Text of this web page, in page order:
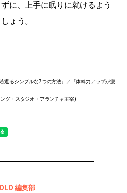
に、上手に眠りに就けるよう
ょう。
返るシンプルな7つの方法』／「体幹力アップが痩
グ・スタジオ・アランチャ主宰)
編集部